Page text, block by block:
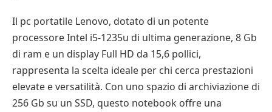
Il pc portatile Lenovo, dotato di un potente
processore Intel i5-1235u di ultima generazione, 8 Gb
di ram e un display Full HD da 15,6 pollici,
rappresenta la scelta ideale per chi cerca prestazioni
elevate e versatilità. Con uno spazio di archiviazione di
256 Gb su un SSD, questo notebook offre una